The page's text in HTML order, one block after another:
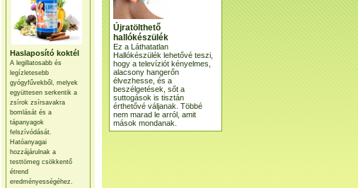
Haslaposító koktél
A legillatosabb és
legízletesebb
gyógyfűvekből, melyek
együttesen serkentik a
zsírok zsírsavakra
bomlását és a
tápanyagok
felszívódását.
Hatóanyagai
hozzájárulnak a
testtömeg csökkentő
étrend
eredményességéhez.
Újratölthető
hallókészülék
Ez a Láthatatlan
Hallókészülék lehetővé teszi,
hogy a televíziót kényelmes,
alacsony hangerőn
élvezhesse, és a
beszélgetések, sőt a
suttogások is tisztán
érthetővé váljanak. Többé
nem marad le arról, amit
mások mondanak.